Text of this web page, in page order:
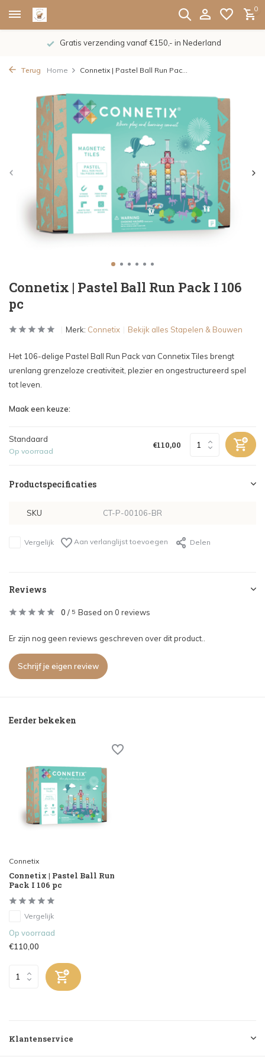
0
Gratis verzending vanaf €150,- in Nederland
Terug Home Connetix | Pastel Ball Run Pac...
Connetix | Pastel Ball Run Pack I 106
pc
Merk: Connetix Bekijk alles Stapelen & Bouwen
Het 106-delige Pastel Ball Run Pack van Connetix Tiles brengt
urenlang grenzeloze creativiteit, plezier en ongestructureerd spel
tot leven.
Maak een keuze:
Standaard
Op voorraad
€110,00
Productspecificaties
SKU CT-P-00106-BR
Vergelijk Aan verlanglijst toevoegen Delen
Reviews
0 / 5 Based on 0 reviews
Er zijn nog geen reviews geschreven over dit product..
Schrijf je eigen review
Eerder bekeken
Connetix
Connetix | Pastel Ball Run
Pack I 106 pc
Vergelijk
Op voorraad
€110,00
Klantenservice